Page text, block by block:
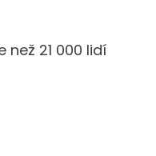
21 000 lidí